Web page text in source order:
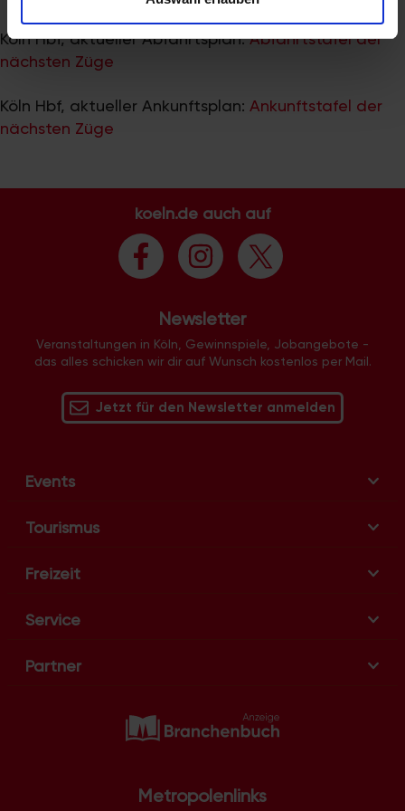
analysieren. Außerdem geben wir Informationen zu Ihrer
Verwendung unserer Website an unsere Partner für
soziale Medien, Werbung und Analysen weiter. Unsere
weiteren Daten zusammen, die Sie ihnen bereitgestellt
haben oder die sie im Rahmen Ihrer Nutzung der Dienste
Köln Hbf, aktueller Abfahrtsplan:Abfahrtstafel der
nächsten Züge
Köln Hbf, aktueller Ankunftsplan: Ankunftstafel der
nächsten Züge
koeln.de auch auf
Newsletter
Veranstaltungen in Köln, Gewinnspiele, Jobangebote -
das alles schicken wir dir auf Wunsch kostenlos per Mail.
Jetzt für den Newsletter anmelden
Events
Tourismus
Freizeit
Service
Partner
Metropolenlinks